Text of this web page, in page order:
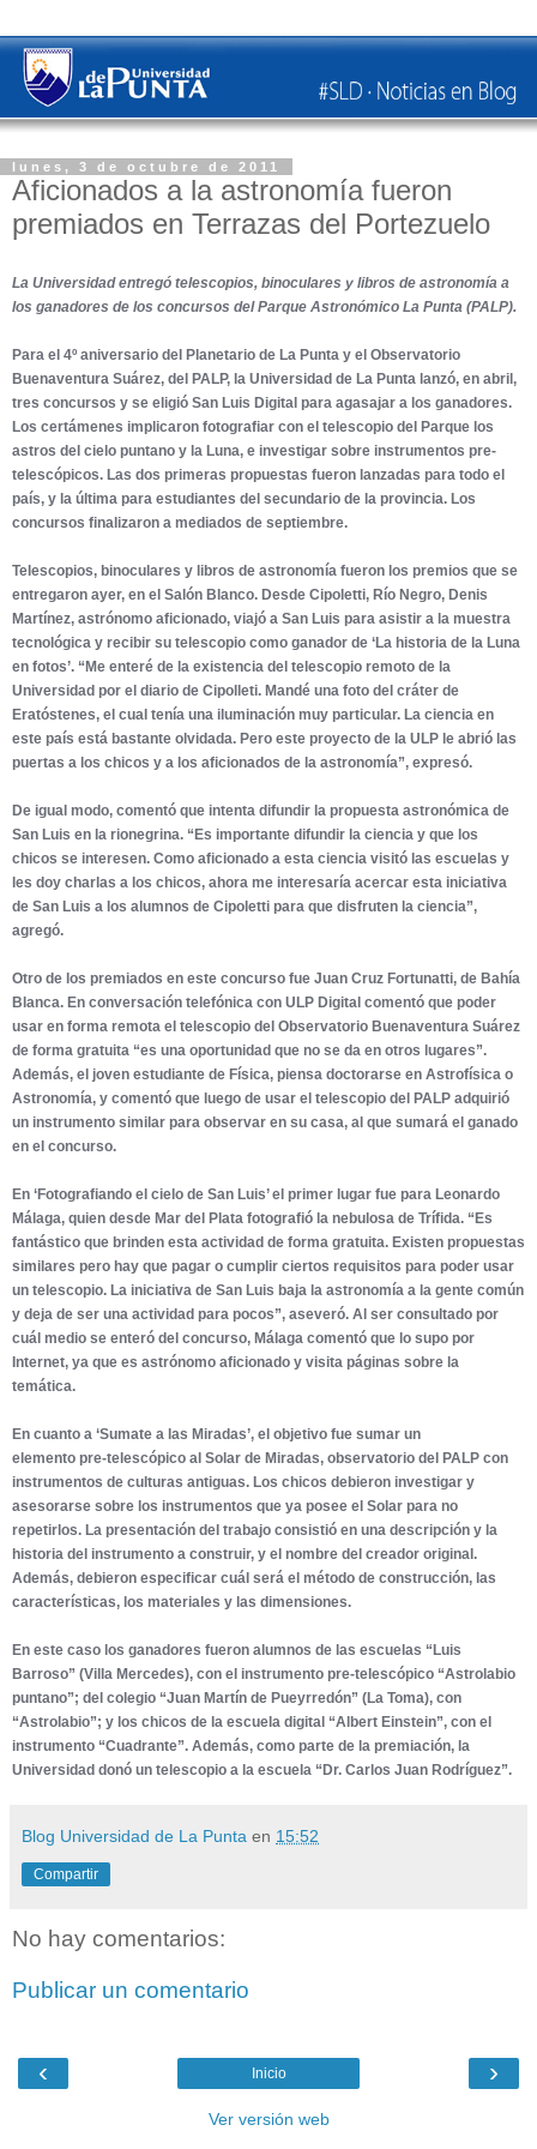
lunes, 3 de octubre de 2011
Aficionados a la astronomía fueron
premiados en Terrazas del Portezuelo
La Universidad entregó telescopios, binoculares y libros de astronomía a
los ganadores de los concursos del Parque Astronómico La Punta (PALP).
Para el 4º aniversario del Planetario de La Punta y el Observatorio
Buenaventura Suárez, del PALP, la Universidad de La Punta lanzó, en abril,
tres concursos y se eligió San Luis Digital para agasajar a los ganadores.
Los certámenes implicaron fotografiar con el telescopio del Parque los
astros del cielo puntano y la Luna, e investigar sobre instrumentos pre-
telescópicos. Las dos primeras propuestas fueron lanzadas para todo el
país, y la última para estudiantes del secundario de la provincia. Los
concursos finalizaron a mediados de septiembre.
Telescopios, binoculares y libros de astronomía fueron los premios que se
entregaron ayer, en el Salón Blanco. Desde Cipoletti, Río Negro, Denis
Martínez, astrónomo aficionado, viajó a San Luis para asistir a la muestra
tecnológica y recibir su telescopio como ganador de ‘La historia de la Luna
en fotos’. “Me enteré de la existencia del telescopio remoto de la
Universidad por el diario de Cipolleti. Mandé una foto del cráter de
Eratóstenes, el cual tenía una iluminación muy particular. La ciencia en
este país está bastante olvidada. Pero este proyecto de la ULP le abrió las
puertas a los chicos y a los aficionados de la astronomía”, expresó.
De igual modo, comentó que intenta difundir la propuesta astronómica de
San Luis en la rionegrina. “Es importante difundir la ciencia y que los
chicos se interesen. Como aficionado a esta ciencia visitó las escuelas y
les doy charlas a los chicos, ahora me interesaría acercar esta iniciativa
de San Luis a los alumnos de Cipoletti para que disfruten la ciencia”,
agregó.
Otro de los premiados en este concurso fue Juan Cruz Fortunatti, de Bahía
Blanca. En conversación telefónica con ULP Digital comentó que poder
usar en forma remota el telescopio del Observatorio Buenaventura Suárez
de forma gratuita “es una oportunidad que no se da en otros lugares”.
Además, el joven estudiante de Física, piensa doctorarse en Astrofísica o
Astronomía, y comentó que luego de usar el telescopio del PALP adquirió
un instrumento similar para observar en su casa, al que sumará el ganado
en el concurso.
En ‘Fotografiando el cielo de San Luis’ el primer lugar fue para Leonardo
Málaga, quien desde Mar del Plata fotografió la nebulosa de Trífida. “Es
fantástico que brinden esta actividad de forma gratuita. Existen propuestas
similares pero hay que pagar o cumplir ciertos requisitos para poder usar
un telescopio. La iniciativa de San Luis baja la astronomía a la gente común
y deja de ser una actividad para pocos”, aseveró. Al ser consultado por
cuál medio se enteró del concurso, Málaga comentó que lo supo por
Internet, ya que es astrónomo aficionado y visita páginas sobre la
temática.
En cuanto a ‘Sumate a las Miradas’, el objetivo fue sumar un
elemento pre-telescópico al Solar de Miradas, observatorio del PALP con
instrumentos de culturas antiguas. Los chicos debieron investigar y
asesorarse sobre los instrumentos que ya posee el Solar para no
repetirlos. La presentación del trabajo consistió en una descripción y la
historia del instrumento a construir, y el nombre del creador original.
Además, debieron especificar cuál será el método de construcción, las
características, los materiales y las dimensiones.
En este caso los ganadores fueron alumnos de las escuelas “Luis
Barroso” (Villa Mercedes), con el instrumento pre-telescópico “Astrolabio
puntano”; del colegio “Juan Martín de Pueyrredón” (La Toma), con
“Astrolabio”; y los chicos de la escuela digital “Albert Einstein”, con el
instrumento “Cuadrante”. Además, como parte de la premiación, la
Universidad donó un telescopio a la escuela “Dr. Carlos Juan Rodríguez”.
Blog Universidad de La Punta en 15:52
Compartir
No hay comentarios:
Publicar un comentario
‹ ›
Inicio
Ver versión web